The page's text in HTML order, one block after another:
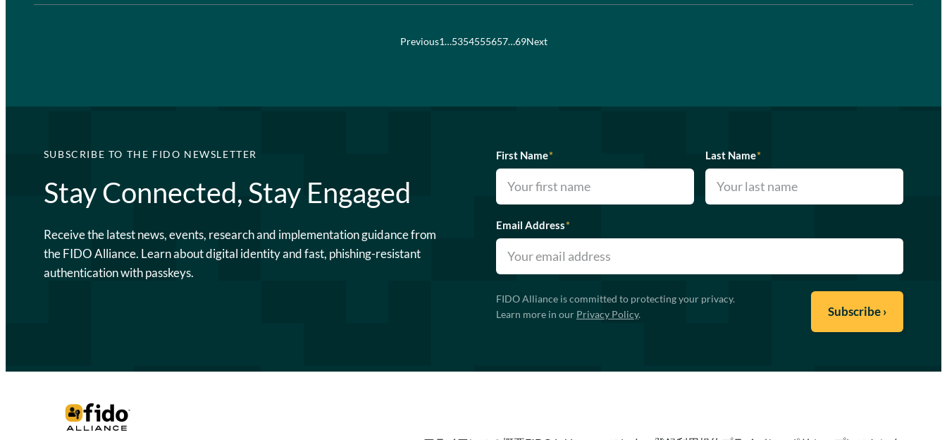
Previous1…5354555657…69Next
SUBSCRIBE TO THE FIDO NEWSLETTER
Stay Connected, Stay Engaged
Receive the latest news, events, research and implementation guidance from
the FIDO Alliance. Learn about digital identity and fast, phishing-resistant
authentication with passkeys.
First Name* Last Name*
Email Address*
FIDO Alliance is committed to protecting your privacy.
Learn more in our Privacy Policy.